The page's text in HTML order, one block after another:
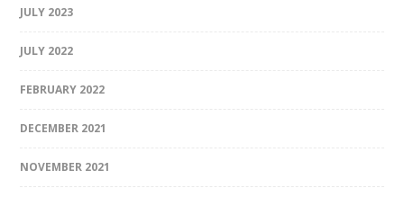
JULY 2023
JULY 2022
FEBRUARY 2022
DECEMBER 2021
NOVEMBER 2021